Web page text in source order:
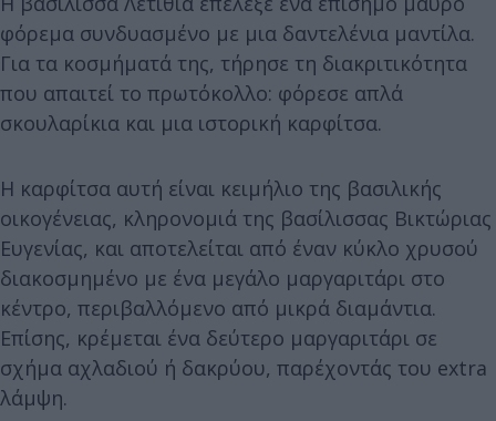
φόρεμα συνδυασμένο με μια δαντελένια μαντίλα.
Για τα κοσμήματά της, τήρησε τη διακριτικότητα
που απαιτεί το πρωτόκολλο: φόρεσε απλά
σκουλαρίκια και μια ιστορική καρφίτσα.
Η καρφίτσα αυτή είναι κειμήλιο της βασιλικής
οικογένειας, κληρονομιά της βασίλισσας Βικτώριας
Ευγενίας, και αποτελείται από έναν κύκλο χρυσού
διακοσμημένο με ένα μεγάλο μαργαριτάρι στο
κέντρο, περιβαλλόμενο από μικρά διαμάντια.
Επίσης, κρέμεται ένα δεύτερο μαργαριτάρι σε
σχήμα αχλαδιού ή δακρύου, παρέχοντάς του extra
λάμψη.